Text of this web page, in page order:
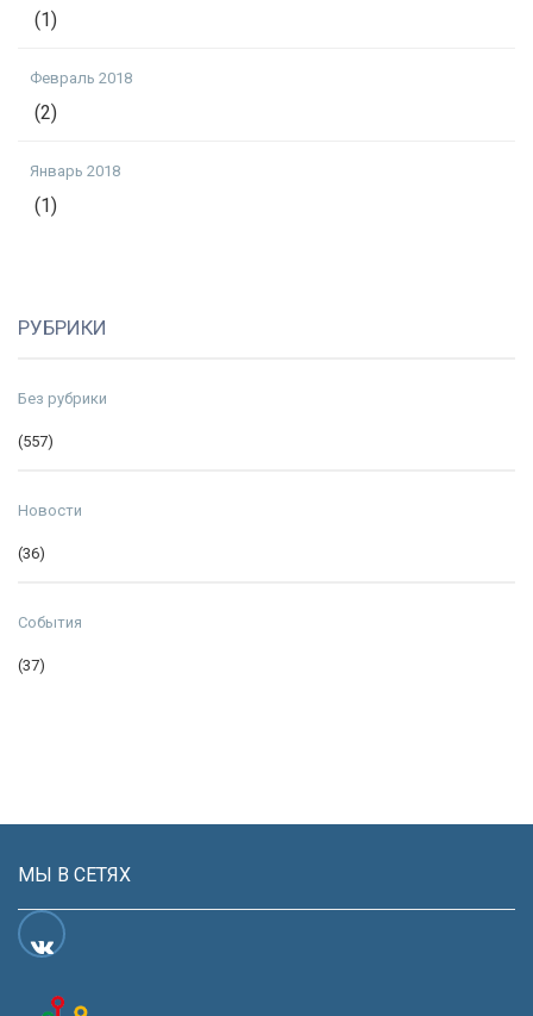
(1)
Февраль 2018
(2)
Январь 2018
(1)
РУБРИКИ
Без рубрики
(557)
Новости
(36)
События
(37)
МЫ В СЕТЯХ